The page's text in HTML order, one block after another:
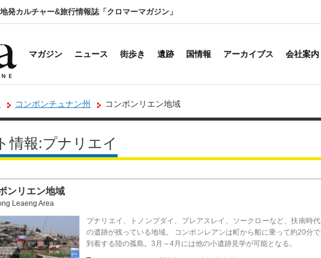
カルチャー&旅行情報誌「クロマーマガジン」
マガジン ニュース 街歩き 遺跡 国情報 アーカイブス 会社案内
コンポンチュナン州 コンポンリエン地域
情報:プナリエイ
ンリエン地域
Leaeng Area
プナリエイ、トノンプダイ、プレアスレイ、ソークローなど、扶南時代
の遺跡が残っている地域。 コンポンレアンは町から船に乗って約20分で
到着する陸の孤島。3月～4月には他の小遺跡見学が可能となる。